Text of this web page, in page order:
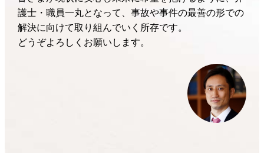
護士・職員一丸となって、事故や事件の最善の形での
解決に向けて取り組んでいく所存です。
どうぞよろしくお願いします。